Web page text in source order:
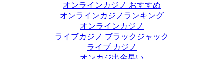
オンラインカジノ おすすめ
オンラインカジノランキング
オンラインカジノ
ライブカジノ ブラックジャック
ライブ カジノ
オンカジ出金早い